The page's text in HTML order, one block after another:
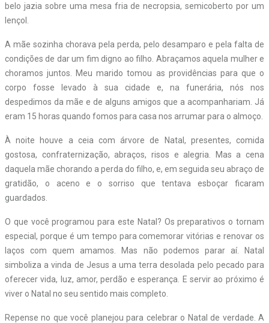
belo jazia sobre uma mesa fria de necropsia, semicoberto por um
lençol.
A mãe sozinha chorava pela perda, pelo desamparo e pela falta de
condições de dar um fim digno ao filho. Abraçamos aquela mulher e
choramos juntos. Meu marido tomou as providências para que o
corpo fosse levado à sua cidade e, na funerária, nós nos
despedimos da mãe e de alguns amigos que a acompanhariam. Já
eram 15 horas quando fomos para casa nos arrumar para o almoço.
À noite houve a ceia com árvore de Natal, presentes, comida
gostosa, confraternização, abraços, risos e alegria. Mas a cena
daquela mãe chorando a perda do filho, e, em seguida seu abraço de
gratidão, o aceno e o sorriso que tentava esboçar ficaram
guardados.
O que você programou para este Natal? Os preparativos o tornam
especial, porque é um tempo para comemorar vitórias e renovar os
laços com quem amamos. Mas não podemos parar aí. Natal
simboliza a vinda de Jesus a uma terra desolada pelo pecado para
oferecer vida, luz, amor, perdão e esperança. E servir ao próximo é
viver o Natal no seu sentido mais completo.
Repense no que você planejou para celebrar o Natal de verdade. A